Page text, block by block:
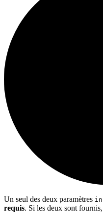
Un seul des deux paramètres
requis. Si les deux sont fournis,